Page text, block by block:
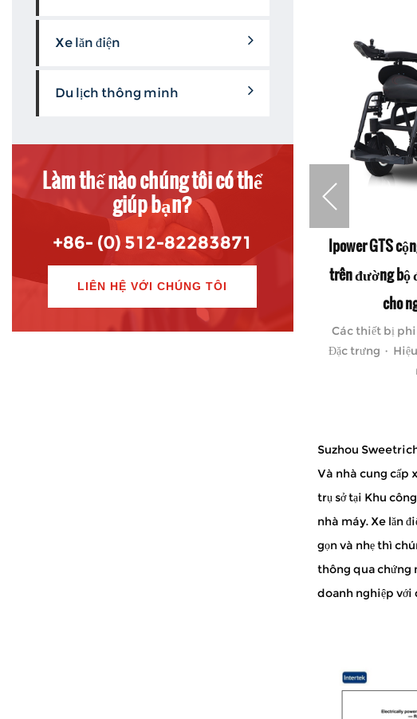
Xe lăn điện
Du lịch thông minh
Làm thế nào chúng tôi có thể
giúp bạn?
+86- (0) 512-82283871
LIÊN HỆ VỚI CHÚNG TÔI
ở
chợ
Ipower GT giá thấp giá từ xa cho ghế
dốc xe lăn điện hoặc thể thao ở Thổ Nhĩ
Kỳ
Ipower GTS
trên đường bộ
cho
Các thiết bị
Đặc trưng ·
Suzhou
Và nhà cung cấp
trụ sở tại Khu
nhà máy. Xe lăn
gọn và nhẹ thì
thông qua chứng
doanh nghiệp với